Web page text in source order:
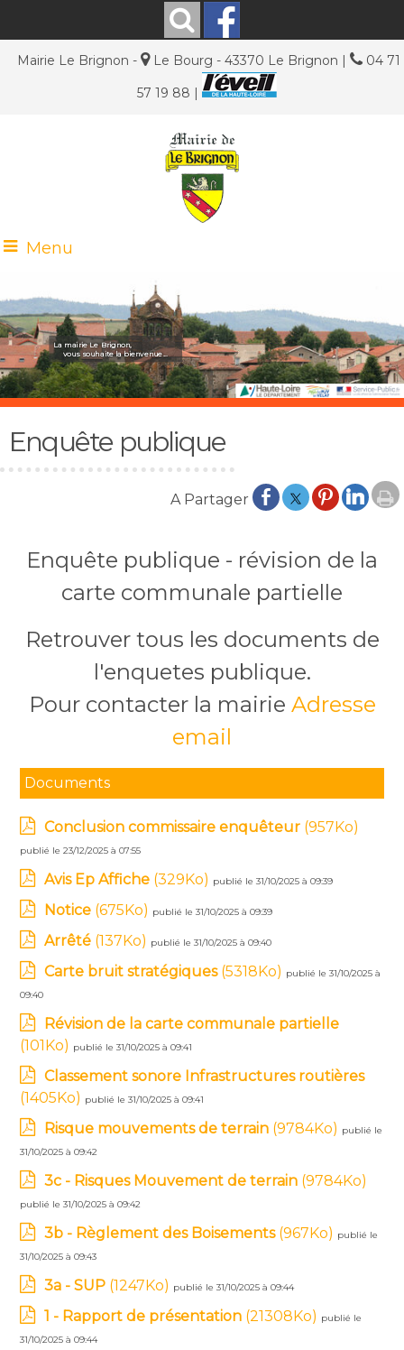
Mairie Le Brignon - Le Bourg - 43370 Le Brignon |
04 71
57 19 88 |
Menu
La mairie Le Brignon,
vous souhaite la bienvenue...
Enquête publique
Enquête publique - révision de la
carte communale partielle
Retrouver tous les documents de
l'enquetes publique.
Pour contacter la mairie Adresse
email
Documents
Conclusion commissaire enquêteur (957Ko)
publié le 23/12/2025 à 07:55
Avis Ep Affiche (329Ko) publié le 31/10/2025 à 09:39
Notice (675Ko) publié le 31/10/2025 à 09:39
Arrêté (137Ko) publié le 31/10/2025 à 09:40
Carte bruit stratégiques(5318Ko) publié le 31/10/2025 à
09:40
Révision de la carte communale partielle
(101Ko) publié le 31/10/2025 à 09:41
Classement sonore Infrastructures routières
(1405Ko) publié le 31/10/2025 à 09:41
Risque mouvements de terrain (9784Ko) publié le
31/10/2025 à 09:42
3c - Risques Mouvement de terrain (9784Ko)
publié le 31/10/2025 à 09:42
3b - Règlement des Boisements(967Ko) publié le
31/10/2025 à 09:43
3a - SUP (1247Ko) publié le 31/10/2025 à 09:44
1 - Rapport de présentation (21308Ko) publié le
31/10/2025 à 09:44